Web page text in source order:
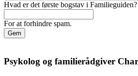
Hvad er det første bogstav i Familieguiden?
For at forhindre spam.
Psykolog og familierådgiver